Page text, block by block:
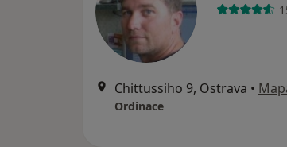
Chittussiho 9, Ostrava •
Ordinace